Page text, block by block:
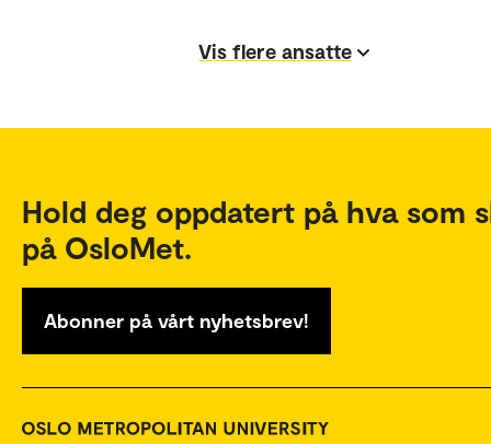
Vis flere ansatte
Hold deg oppdatert på hva som
på OsloMet.
Abonner på vårt nyhetsbrev!